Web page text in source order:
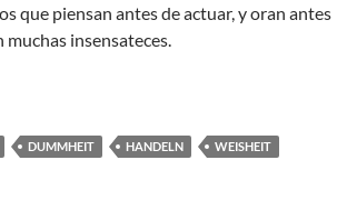
que piensan antes de actuar, y oran antes
insensateces.
DUMMHEIT HANDELN WEISHEIT